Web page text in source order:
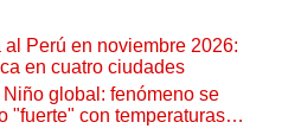
Perú en noviembre 2026:
en cuatro ciudades
global: fenómeno se
"fuerte" con temperaturas